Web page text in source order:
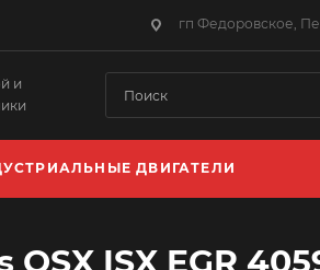
гп Федоровское,
и
ДВИГАТЕЛИ
ISX EGR